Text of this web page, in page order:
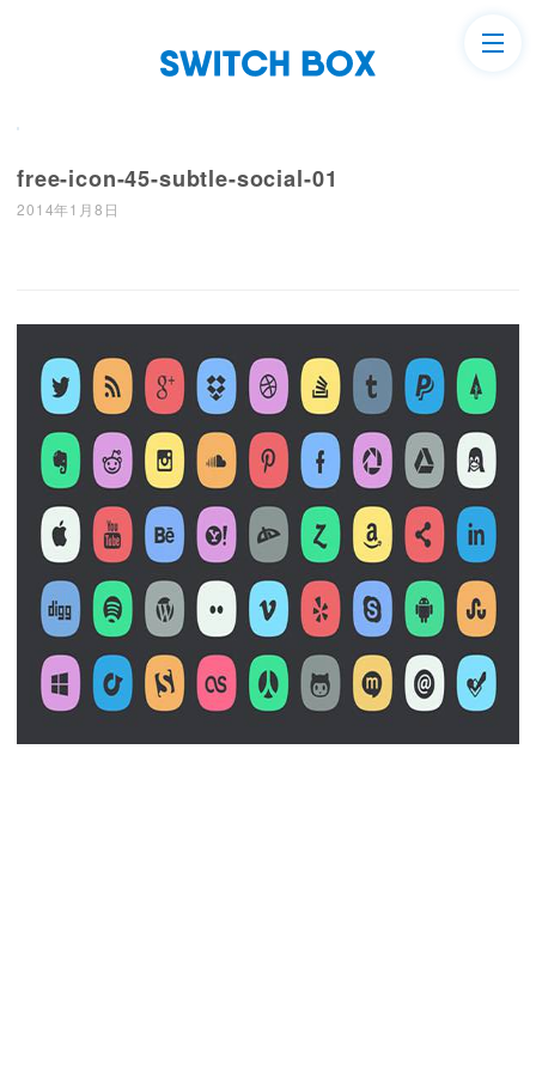
free-icon-45-subtle-social-01
2014年1月8日